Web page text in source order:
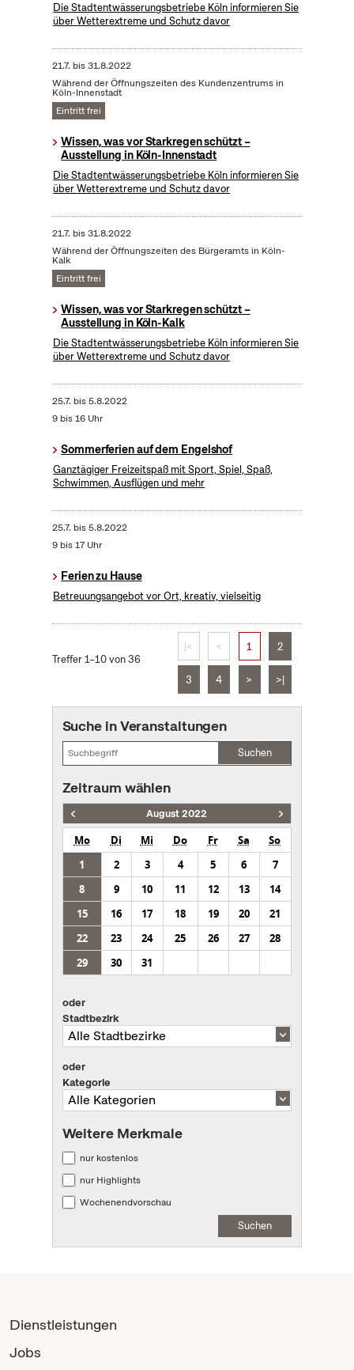
Die Stadtentwässerungsbetriebe Köln informieren Sie
über Wetterextreme und Schutz davor
21.7. bis31.8.2022
Während der Öffnungszeiten des Kundenzentrums in
Köln-Innenstadt
Eintritt frei
Wissen, was vor Starkregen schützt –
Ausstellung in Köln-Innenstadt
Die Stadtentwässerungsbetriebe Köln informieren Sie
über Wetterextreme und Schutz davor
21.7. bis31.8.2022
Während der Öffnungszeiten des Bürgeramts in Köln-
Kalk
Eintritt frei
Wissen, was vor Starkregen schützt –
Ausstellung in Köln-Kalk
Die Stadtentwässerungsbetriebe Köln informieren Sie
über Wetterextreme und Schutz davor
25.7. bis5.8.2022
9 bis 16 Uhr
Sommerferien auf dem Engelshof
Ganztägiger Freizeitspaß mit Sport, Spiel, Spaß,
Schwimmen, Ausflügen und mehr
25.7. bis5.8.2022
9 bis 17 Uhr
Ferien zu Hause
Betreuungsangebot vor Ort, kreativ, vielseitig
Treffer 1–10 von 36
|< < 1 2
3 4 > >|
Suche in Veranstaltungen
Suchen
Zeitraum wählen
August 2022
Mo Di Mi Do Fr Sa
So
1
2 3 4 5 6
7
8
9 10 11 12 13
14
15
16 17 18 19 20
21
22
23 24 25 26 27
28
29
30 31
oder
Stadtbezirk
oder
Kategorie
Weitere Merkmale
nur kostenlos
nur Highlights
Wochenendvorschau
Suchen
Dienstleistungen
Jobs